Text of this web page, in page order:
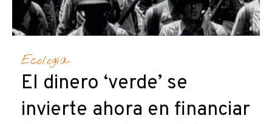
Ecología
El dinero ‘verde’ se
invierte ahora en financiar